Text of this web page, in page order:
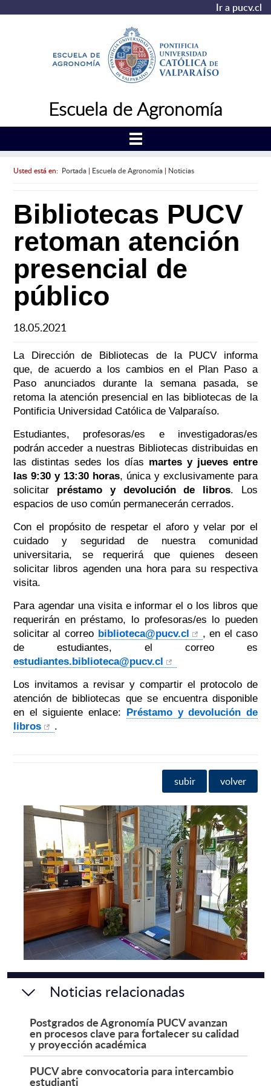
Ir a pucv.cl
Escuela de Agronomía
Usted está en: Portada| Escuela de Agronomía| Noticias
Bibliotecas PUCV
retoman atención
presencial de
público
18.05.2021
La Dirección de Bibliotecas de la PUCV informa
que, de acuerdo a los cambios en el Plan Paso a
Paso anunciados durante la semana pasada, se
retoma la atención presencial en las bibliotecas de la
Pontificia Universidad Católica de Valparaíso.
Estudiantes, profesoras/es e investigadoras/es
podrán acceder a nuestras Bibliotecas distribuidas en
las distintas sedes los días martes y jueves entre
las 9:30 y 13:30 horas, única y exclusivamente para
solicitar préstamo y devolución de libros. Los
espacios de uso común permanecerán cerrados.
Con el propósito de respetar el aforo y velar por el
cuidado y seguridad de nuestra comunidad
universitaria, se requerirá que quienes deseen
solicitar libros agenden una hora para su respectiva
visita.
Para agendar una visita e informar el o los libros que
requerirán en préstamo, lo profesoras/es lo pueden
solicitar al correo biblioteca@pucv.cl
, en el caso
de estudiantes, el correo es
estudiantes.biblioteca@pucv.cl
Los invitamos a revisar y compartir el protocolo de
atención de bibliotecas que se encuentra disponible
en el siguiente enlace:
Préstamo y devolución de
libros
.
subir volver
Noticias relacionadas
Postgrados de Agronomía PUCV avanzan
en procesos clave para fortalecer su calidad
y proyección académica
PUCV abre convocatoria para intercambio
estudianti